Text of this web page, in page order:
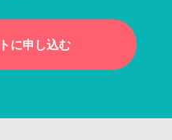
に申し込む